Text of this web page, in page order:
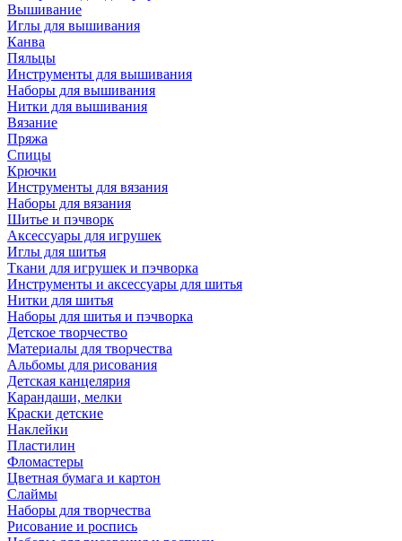
Вышивание
Иглы для вышивания
Канва
Пяльцы
Инструменты для вышивания
Наборы для вышивания
Нитки для вышивания
Вязание
Пряжа
Спицы
Крючки
Инструменты для вязания
Наборы для вязания
Шитье и пэчворк
Аксессуары для игрушек
Иглы для шитья
Ткани для игрушек и пэчворка
Инструменты и аксессуары для шитья
Нитки для шитья
Наборы для шитья и пэчворка
Детское творчество
Материалы для творчества
Альбомы для рисования
Детская канцелярия
Карандаши, мелки
Краски детские
Наклейки
Пластилин
Фломастеры
Цветная бумага и картон
Слаймы
Наборы для творчества
Рисование и роспись